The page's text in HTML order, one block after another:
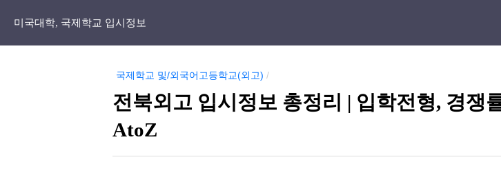
미국대학, 국제학교 입시정보
국제학교 및/외국어고등학교(외고) /
전북외고 입시정보 총정리 | 입학전형, 경쟁
AtoZ